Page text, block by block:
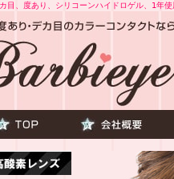
、度あり、シリコーンハイドロゲル、1年